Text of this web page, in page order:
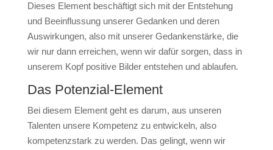
Dieses Element beschäftigt sich mit der Entstehung
und Beeinflussung unserer Gedanken und deren
Auswirkungen, also mit unserer Gedankenstärke, die
wir nur dann erreichen, wenn wir dafür sorgen, dass in
unserem Kopf positive Bilder entstehen und ablaufen.
Das Potenzial-Element
Bei diesem Element geht es darum, aus unseren
Talenten unsere Kompetenz zu entwickeln, also
kompetenzstark zu werden. Das gelingt, wenn wir